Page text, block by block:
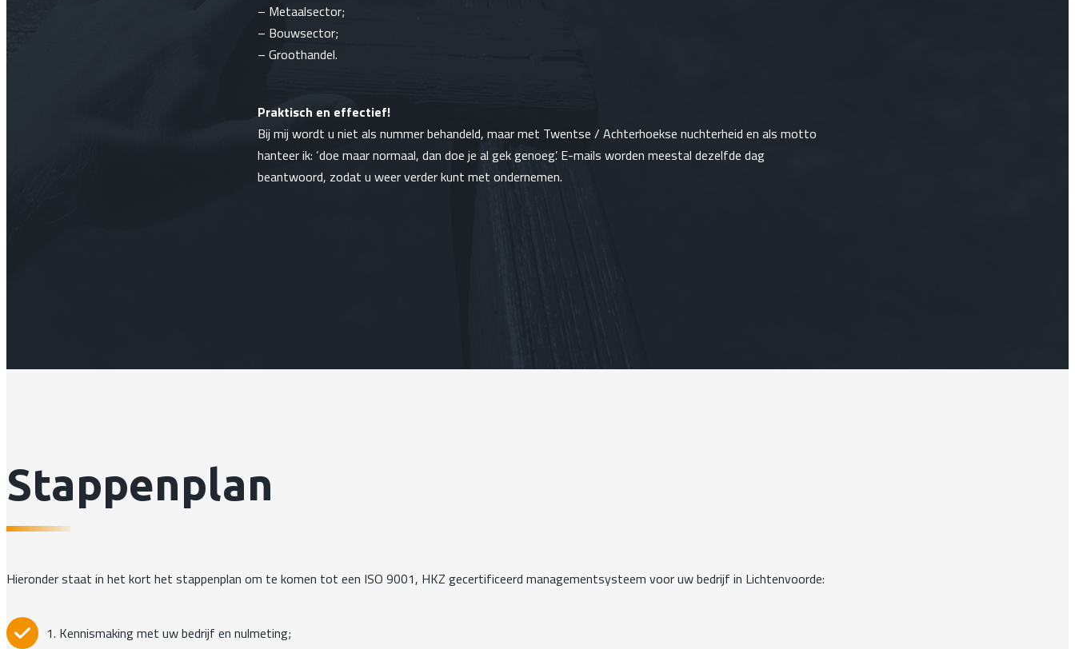
– Metaalsector;
– Bouwsector;
– Groothandel.
Praktisch en effectief!
Bij mij wordt u niet als nummer behandeld, maar met Twentse / Achterhoekse nuchterheid en als motto
hanteer ik: ‘doe maar normaal, dan doe je al gek genoeg’. E-mails worden meestal dezelfde dag
beantwoord, zodat u weer verder kunt met ondernemen.
Stappenplan
Hieronder staat in het kort het stappenplan om te komen tot een ISO 9001, HKZ gecertificeerd managementsysteem voor uw bedrijf in Lichtenvoorde:
1. Kennismaking met uw bedrijf en nulmeting;